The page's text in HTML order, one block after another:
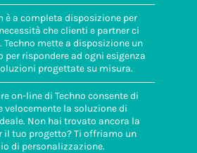
è a completa disposizione per
che clienti e partner ci
mette a disposizione un
rispondere ad ogni esigenza
progettate su misura.
on-line di Techno consente di
velocemente la soluzione di
Non hai trovato ancora la
il tuo progetto? Ti offriamo un
di personalizzazione.